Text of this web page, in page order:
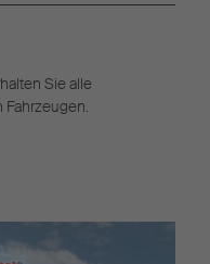
Sie alle
Fahrzeugen.